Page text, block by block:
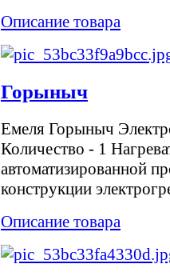
Описание товара
Горыныч
Емеля Горыныч
Количество - 1
автоматизированной
конструкции
Описание товара